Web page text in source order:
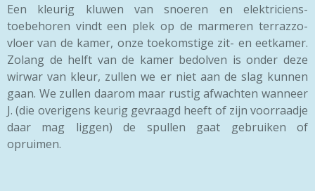
Een kleurig kluwen van snoeren en elektriciens-
toebehoren vindt een plek op de marmeren terrazzo-
vloer van de kamer, onze toekomstige zit- en eetkamer.
Zolang de helft van de kamer bedolven is onder deze
wirwar van kleur, zullen we er niet aan de slag kunnen
gaan. We zullen daarom maar rustig afwachten wanneer
J. (die overigens keurig gevraagd heeft of zijn voorraadje
daar mag liggen) de spullen gaat gebruiken of
opruimen.